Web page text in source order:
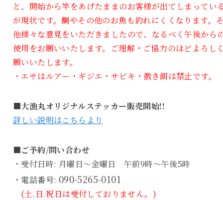
と、開始から竿をあげたままのお客様が出てしまってい
が現状です。鯛やその他のお魚も釣れにくくなります。
他様々な意見をいただきましたので、なるべく午後から
使用をお願いいたします。ご理解・ご協力のほどよろし
願いいたします。
・エサはルアー・ギジエ・サビキ・撒き餌は禁止です。
■大漁丸オリジナルステッカー販売開始!!
詳しい説明はこちらより
■ご予約/問い合わせ
・受付日時: 月曜日～金曜日 午前9時～午後5時
・電話番号: 090-5265-0101
(土.日.祝日は受付しておりません。)